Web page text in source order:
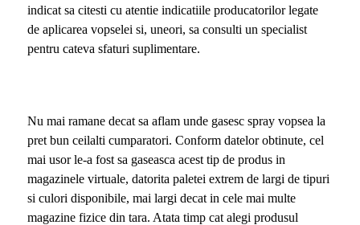
indicat sa citesti cu atentie indicatiile producatorilor legate
de aplicarea vopselei si, uneori, sa consulti un specialist
pentru cateva sfaturi suplimentare.
Nu mai ramane decat sa aflam unde gasesc spray vopsea la
pret bun ceilalti cumparatori. Conform datelor obtinute, cel
mai usor le-a fost sa gaseasca acest tip de produs in
magazinele virtuale, datorita paletei extrem de largi de tipuri
si culori disponibile, mai largi decat in cele mai multe
magazine fizice din tara. Atata timp cat alegi produsul